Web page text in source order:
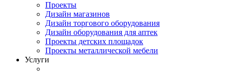
Проекты
Дизайн магазинов
Дизайн торгового оборудования
Дизайн оборудования для аптек
Проекты детских площадок
Проекты металлической мебели
Услуги